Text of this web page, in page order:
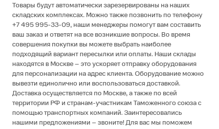
Товары будут автоматически зарезервированы на наших
складских комплексах. Можно также позвонить по телефону
+7 495 995-33-09, наши менеджеры помогут вам составить
ваш заказ и ответят на все возникшие вопросы. Во время
совершения покупки вы можете выбрать наиболее
подходящий вариант пересылки или оплаты. Наши склады
находятся в Москве – это ускоряет отправку оборудования
для персонализации на адрес клиента. Оборудование можно
вывезти единолично или воспользоваться доставкой.
Доставка осуществляется по Москве, а также по всей
территории РФ и странам-участникам Таможенного союза с
помощью транспортных компаний. Заинтересовались
нашими предложениями – звоните! Для вас мы поможем